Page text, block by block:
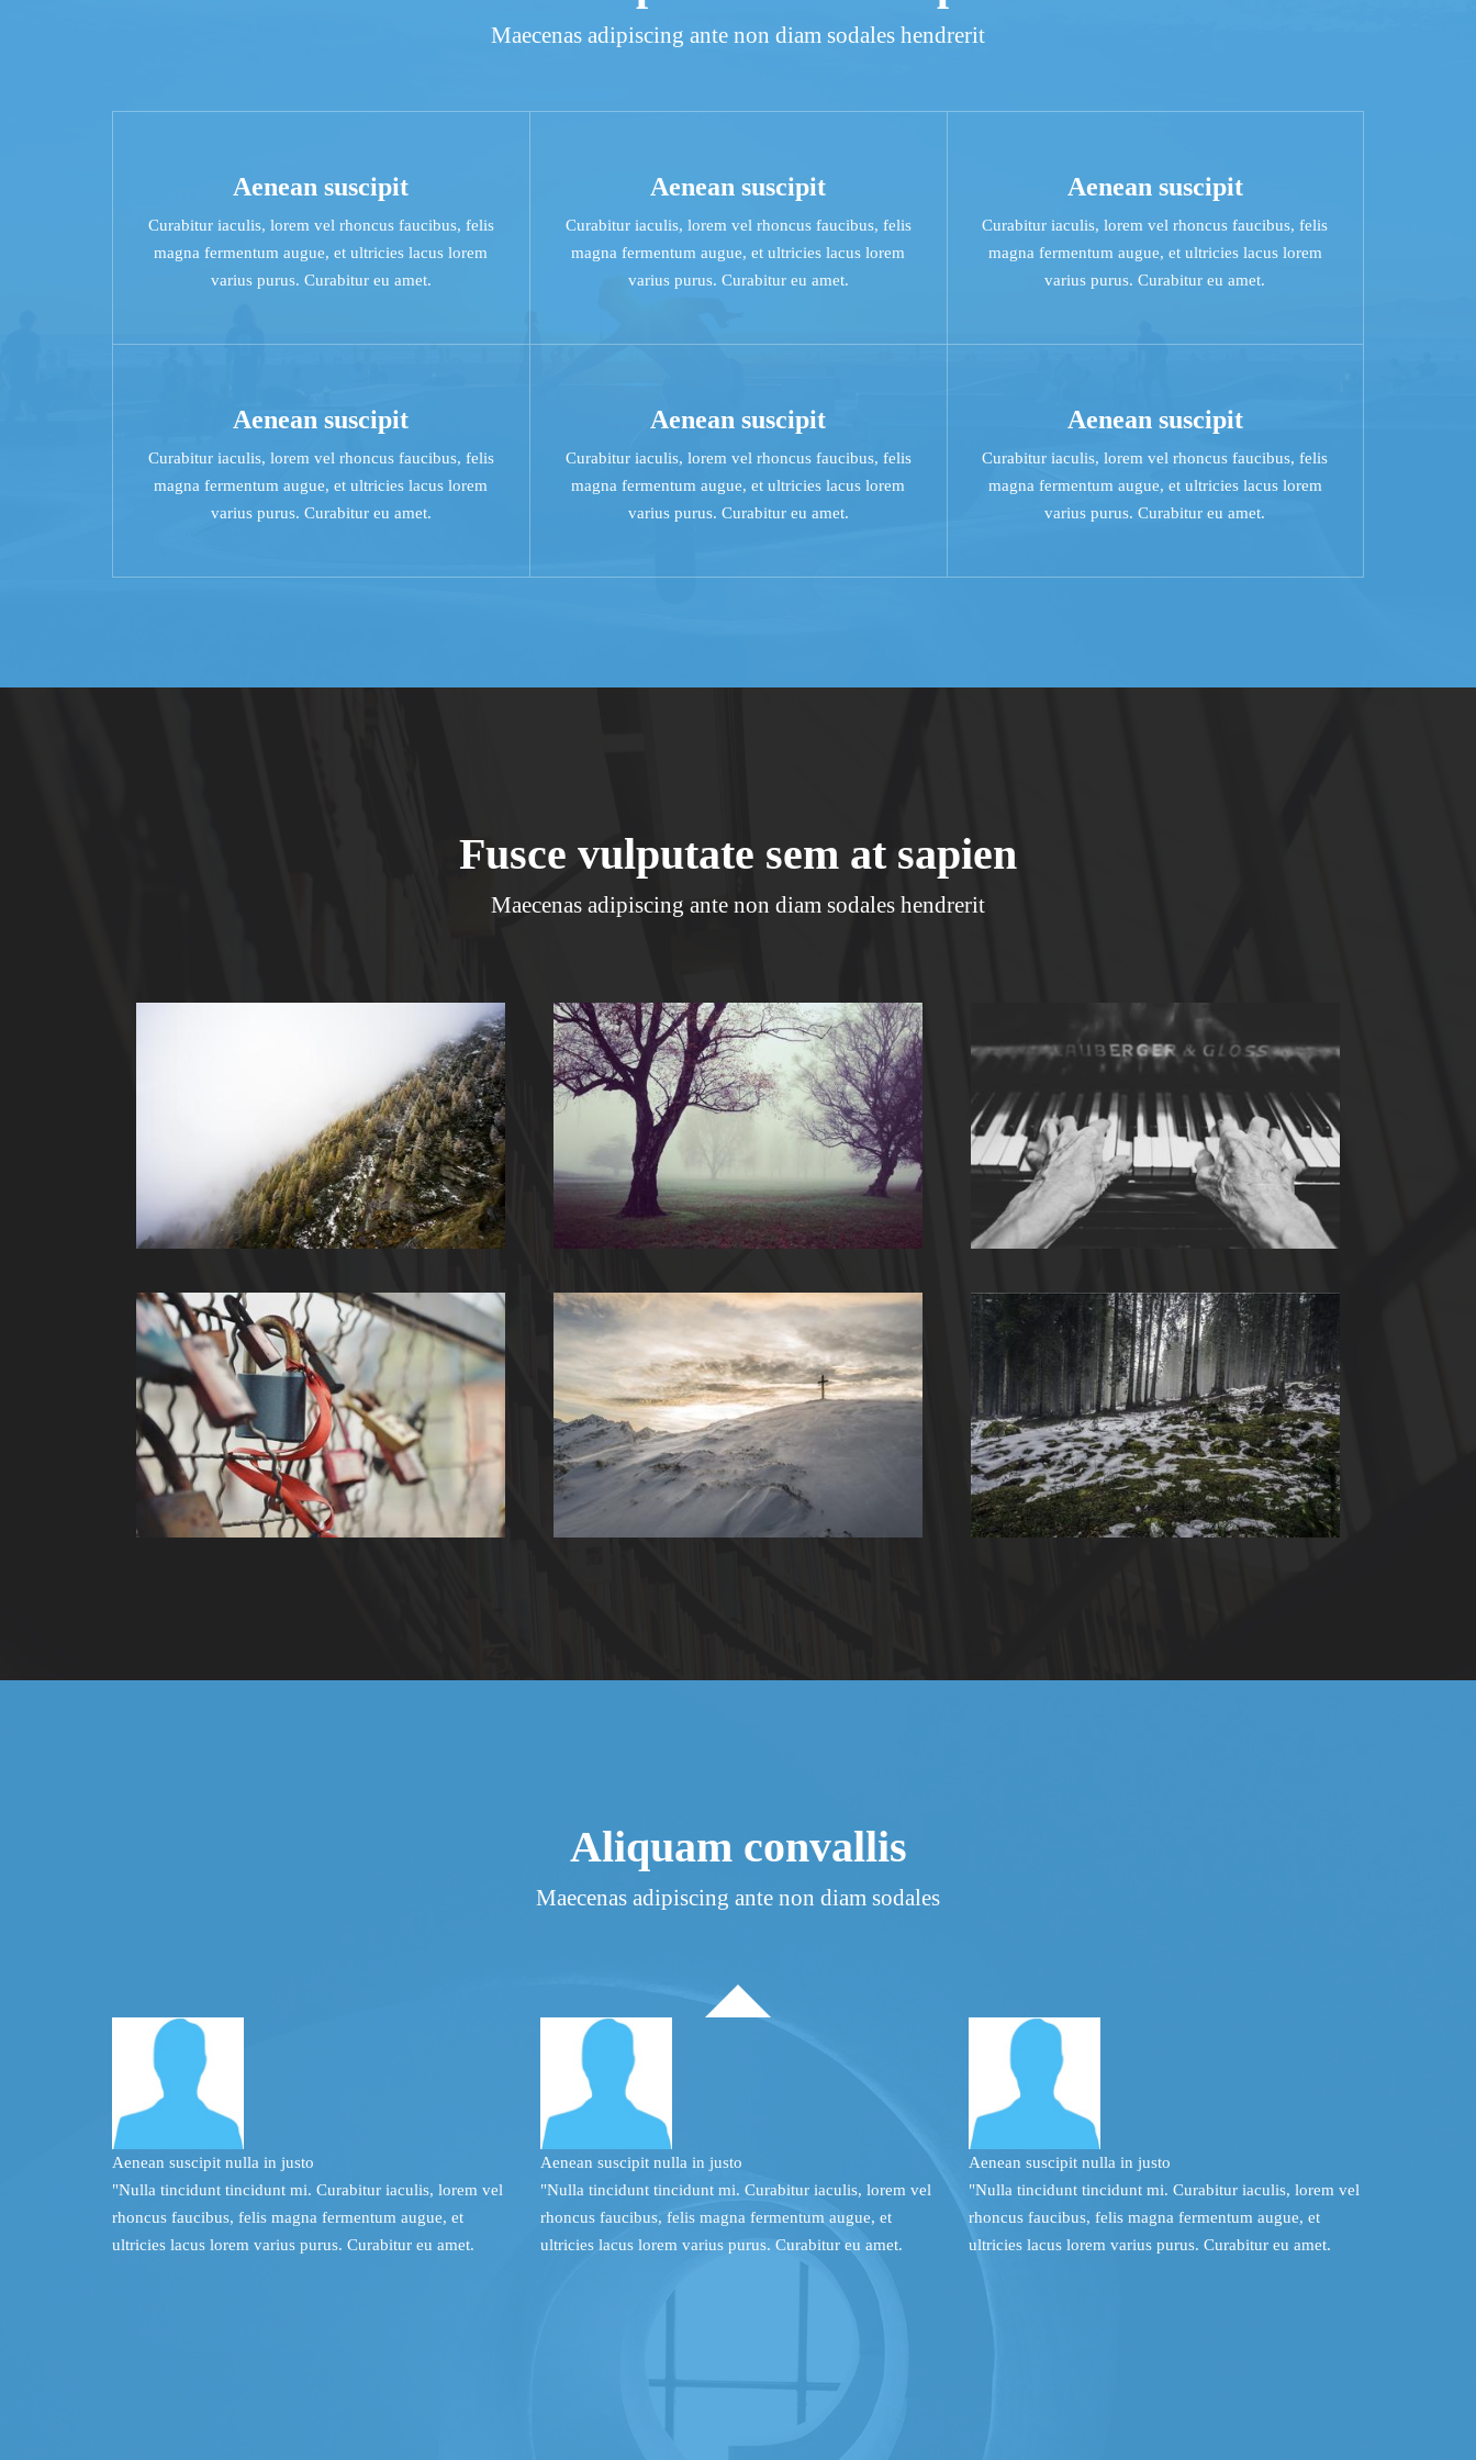
Maecenas adipiscing ante non diam sodales hendrerit
Aenean suscipit
Curabitur iaculis, lorem vel rhoncus faucibus, felis
magna fermentum augue, et ultricies lacus lorem
varius purus. Curabitur eu amet.
Aenean suscipit
Curabitur iaculis, lorem vel rhoncus faucibus, felis
magna fermentum augue, et ultricies lacus lorem
varius purus. Curabitur eu amet.
Aenean suscipit
Curabitur iaculis, lorem vel rhoncus faucibus, felis
magna fermentum augue, et ultricies lacus lorem
varius purus. Curabitur eu amet.
Aenean suscipit
Curabitur iaculis, lorem vel rhoncus faucibus, felis
magna fermentum augue, et ultricies lacus lorem
varius purus. Curabitur eu amet.
Aenean suscipit
Curabitur iaculis, lorem vel rhoncus faucibus, felis
magna fermentum augue, et ultricies lacus lorem
varius purus. Curabitur eu amet.
Aenean suscipit
Curabitur iaculis, lorem vel rhoncus faucibus, felis
magna fermentum augue, et ultricies lacus lorem
varius purus. Curabitur eu amet.
Fusce vulputate sem at sapien
Maecenas adipiscing ante non diam sodales hendrerit
Aliquam convallis
Maecenas adipiscing ante non diam sodales
Aenean suscipit nulla in justo
"Nulla tincidunt tincidunt mi. Curabitur iaculis, lorem vel
rhoncus faucibus, felis magna fermentum augue, et
ultricies lacus lorem varius purus. Curabitur eu amet.
Aenean suscipit nulla in justo
"Nulla tincidunt tincidunt mi. Curabitur iaculis, lorem vel
rhoncus faucibus, felis magna fermentum augue, et
ultricies lacus lorem varius purus. Curabitur eu amet.
Aenean suscipit nulla in justo
"Nulla tincidunt tincidunt mi. Curabitur iaculis, lorem vel
rhoncus faucibus, felis magna fermentum augue, et
ultricies lacus lorem varius purus. Curabitur eu amet.